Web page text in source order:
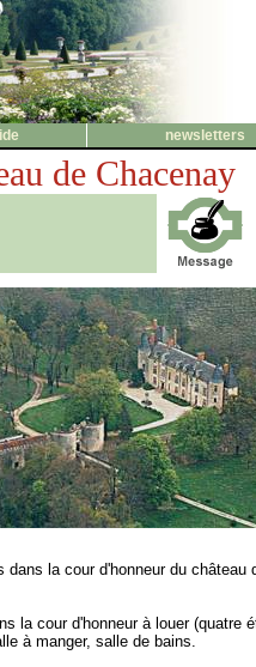
newsletters
de Chacenay
dans la cour d'honneur du
la cour d'honneur à louer (quatre
à manger, salle de bains.